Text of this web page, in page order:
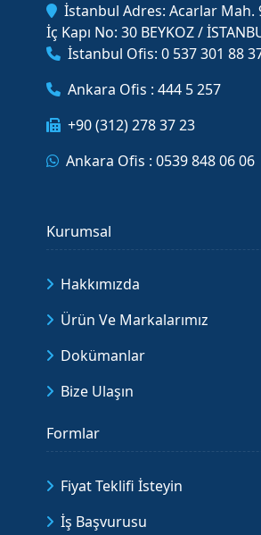
İstanbul Adres: Acarlar Mah.
İç Kapı No: 30 BEYKOZ /
İstanbul Ofis: 0 537 301 88
Ankara Ofis : 444 5 257
+90 (312) 278 37 23
Ankara Ofis : 0539 848 06 06
Kurumsal
Hakkımızda
Ürün Ve Markalarımız
Dokümanlar
Bize Ulaşın
Formlar
Fiyat Teklifi İsteyin
İş Başvurusu